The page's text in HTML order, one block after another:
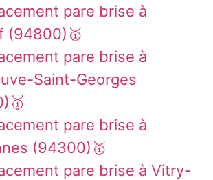
pare brise à
(94800)🥇
pare brise à
Saint-Georges
pare brise à
(94300)🥇
pare brise à Vitry-